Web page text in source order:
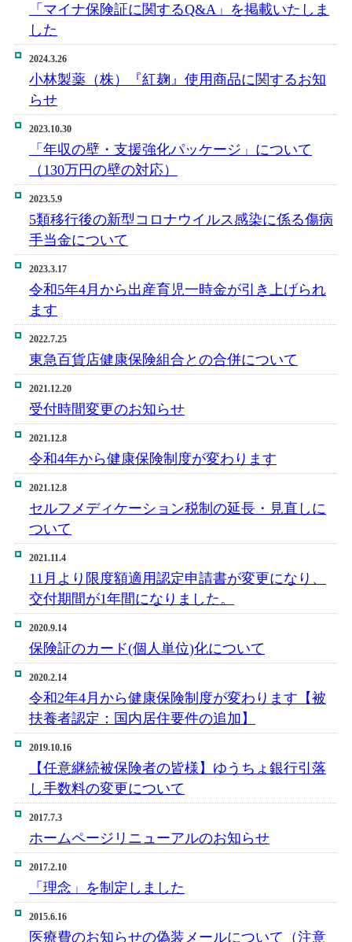
「マイナ保険証に関するQ&A」を掲載いたしま
した
2024.3.26
小林製薬（株）『紅麹』使用商品に関するお知
らせ
2023.10.30
「年収の壁・支援強化パッケージ」について
（130万円の壁の対応）
2023.5.9
5類移行後の新型コロナウイルス感染に係る傷病
手当金について
2023.3.17
令和5年4月から出産育児一時金が引き上げられ
ます
2022.7.25
東急百貨店健康保険組合との合併について
2021.12.20
受付時間変更のお知らせ
2021.12.8
令和4年から健康保険制度が変わります
2021.12.8
セルフメディケーション税制の延長・見直しに
ついて
2021.11.4
11月より限度額適用認定申請書が変更になり、
交付期間が1年間になりました。
2020.9.14
保険証のカード(個人単位)化について
2020.2.14
令和2年4月から健康保険制度が変わります【被
扶養者認定：国内居住要件の追加】
2019.10.16
【任意継続被保険者の皆様】ゆうちょ銀行引落
し手数料の変更について
2017.7.3
ホームページリニューアルのお知らせ
2017.2.10
「理念」を制定しました
2015.6.16
医療費のお知らせの偽装メールについて（注意